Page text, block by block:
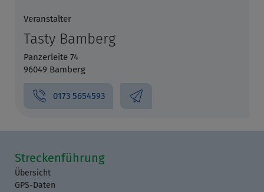
Veranstalter
Tasty Bamberg
Panzerleite 74
96049 Bamberg
0173 5654593
Streckenführung
Übersicht
GPS-Daten